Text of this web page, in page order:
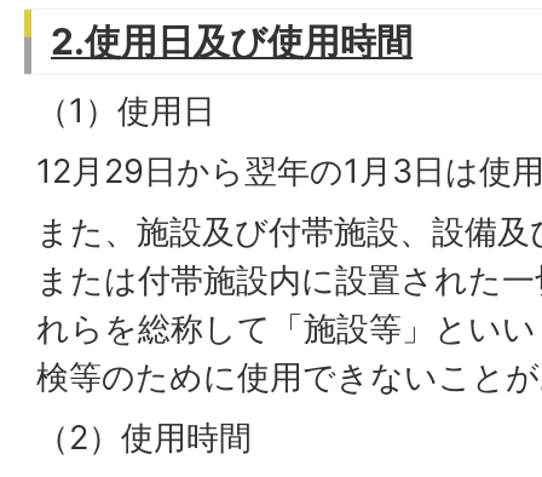
2.使用日及び使用時間
（1）使用日
12月29日から翌年の1月3日は使
また、施設及び付帯施設、設備
または付帯施設内に設置された
れらを総称して「施設等」とい
検等のために使用できないこと
（2）使用時間